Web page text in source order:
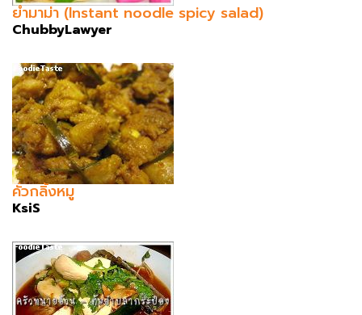
ยำมาม่า (Instant noodle spicy salad)
ChubbyLawyer
คั่วกลิ้งหมู
KsiS